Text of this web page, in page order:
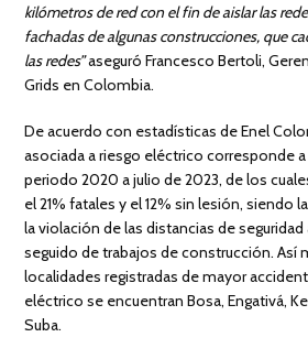
kilómetros de red con el fin de aislar las
fachadas de algunas construcciones, que
las redes”aseguró Francesco Bertoli,
Grids en Colombia.
De acuerdo con estadísticas de Enel
asociada a riesgo eléctrico corresponde
periodo 2020 a julio de 2023, de los
el 21% fatales y el 12% sin lesión, siendo
la violación de las distancias de seguridad
seguido de trabajos de construcción. Así
localidades registradas de mayor
eléctrico se encuentran Bosa, Engativá,
Suba.